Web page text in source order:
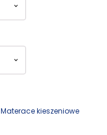
Materace kieszeniowe